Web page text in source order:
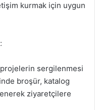
kurmak için uygun
:
sergilenmesi
broşür, katalog
ziyaretçilere